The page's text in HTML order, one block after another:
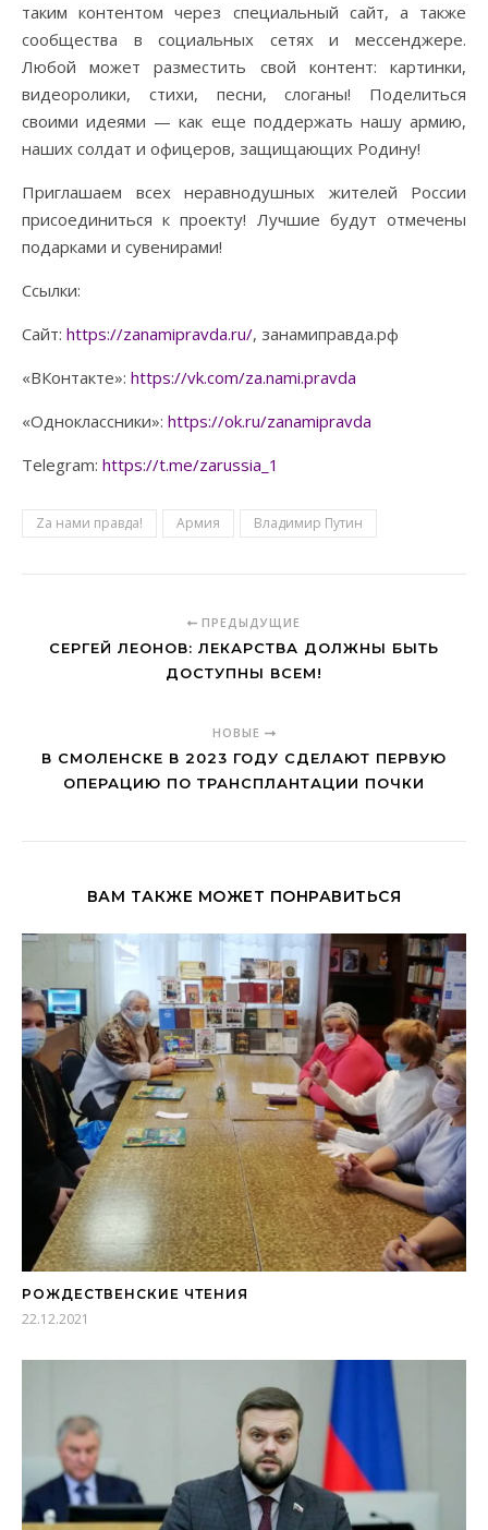
таким контентом через специальный сайт, а также
сообщества в социальных сетях и мессенджере.
Любой может разместить свой контент: картинки,
видеоролики, стихи, песни, слоганы! Поделиться
своими идеями — как еще поддержать нашу армию,
наших солдат и офицеров, защищающих Родину!
Приглашаем всех неравнодушных жителей России
присоединиться к проекту! Лучшие будут отмечены
подарками и сувенирами!
Ссылки:
Сайт: https://zanamipravda.ru/, занамиправда.рф
«ВКонтакте»: https://vk.com/za.nami.pravda
«Одноклассники»: https://ok.ru/zanamipravda
Telegram: https://t.me/zarussia_1
Zа нами правда! Армия Владимир Путин
ПРЕДЫДУЩИЕ
СЕРГЕЙ ЛЕОНОВ: ЛЕКАРСТВА ДОЛЖНЫ БЫТЬ
ДОСТУПНЫ ВСЕМ!
НОВЫЕ
В СМОЛЕНСКЕ В 2023 ГОДУ СДЕЛАЮТ ПЕРВУЮ
ОПЕРАЦИЮ ПО ТРАНСПЛАНТАЦИИ ПОЧКИ
ВАМ ТАКЖЕ МОЖЕТ ПОНРАВИТЬСЯ
РОЖДЕСТВЕНСКИЕ ЧТЕНИЯ
22.12.2021